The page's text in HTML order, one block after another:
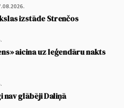
izstāde Strenčos
aicina uz leģendāru nakts
glābēji Daliņā